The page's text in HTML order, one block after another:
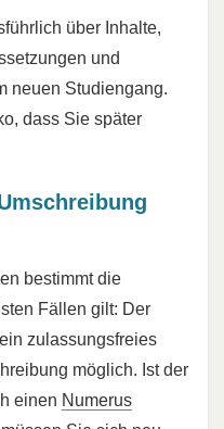
über Inhalte,
und
neuen Studiengang.
dass Sie später
bestimmt die
Fällen gilt: Der
zulassungsfreies
möglich. Ist der
einen Numerus